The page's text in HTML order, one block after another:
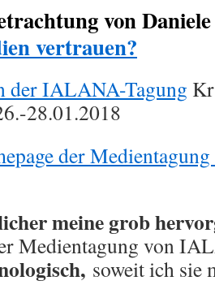
von
vertrauen?
der IALANA-Tagung
28.01.2018
der
meine grob
Medientagung von
soweit ich sie